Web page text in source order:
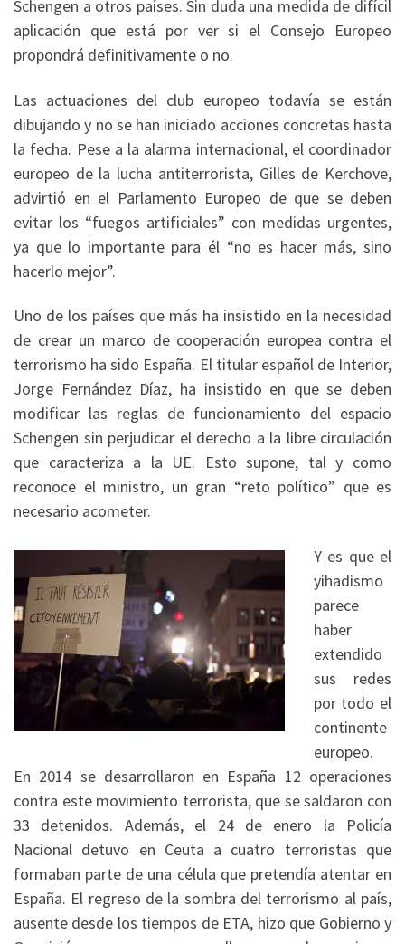
Schengen a otros países. Sin duda una medida de difícil
aplicación que está por ver si el Consejo Europeo
propondrá definitivamente o no.
Las actuaciones del club europeo todavía se están
dibujando y no se han iniciado acciones concretas hasta
la fecha. Pese a la alarma internacional, el coordinador
europeo de la lucha antiterrorista, Gilles de Kerchove,
advirtió en el Parlamento Europeo de que se deben
evitar los “fuegos artificiales” con medidas urgentes,
ya que lo importante para él “no es hacer más, sino
hacerlo mejor”.
Uno de los países que más ha insistido en la necesidad
de crear un marco de cooperación europea contra el
terrorismo ha sido España. El titular español de Interior,
Jorge Fernández Díaz, ha insistido en que se deben
modificar las reglas de funcionamiento del espacio
Schengen sin perjudicar el derecho a la libre circulación
que caracteriza a la UE. Esto supone, tal y como
reconoce el ministro, un gran “reto político” que es
necesario acometer.
Y es que el
yihadismo
parece
haber
extendido
sus redes
por todo el
continente
europeo.
En 2014 se desarrollaron en España 12 operaciones
contra este movimiento terrorista, que se saldaron con
33 detenidos. Además, el 24 de enero la Policía
Nacional detuvo en Ceuta a cuatro terroristas que
formaban parte de una célula que pretendía atentar en
España. El regreso de la sombra del terrorismo al país,
ausente desde los tiempos de ETA, hizo que Gobierno y